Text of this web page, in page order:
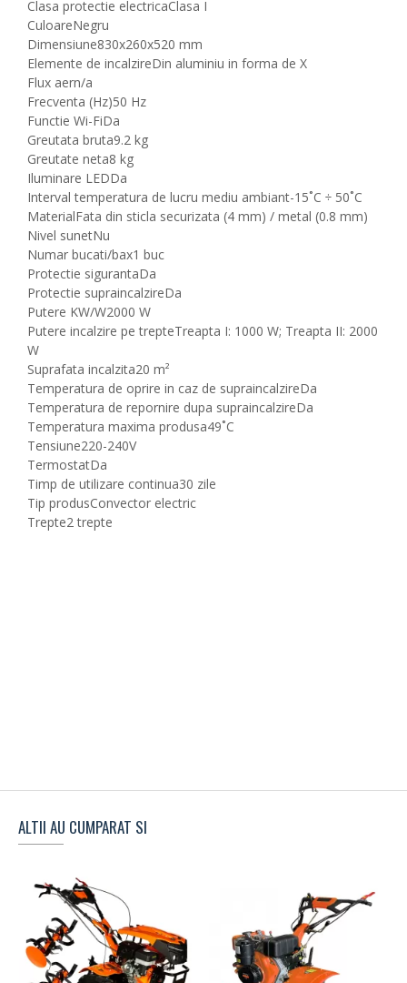
Clasa protectie electricaClasa I
CuloareNegru
Dimensiune830x260x520 mm
Elemente de incalzireDin aluminiu in forma de X
Flux aern/a
Frecventa (Hz)50 Hz
Functie Wi-FiDa
Greutata bruta9.2 kg
Greutate neta8 kg
Iluminare LEDDa
Interval temperatura de lucru mediu ambiant-15˚C ÷ 50˚C
MaterialFata din sticla securizata (4 mm) / metal (0.8 mm)
Nivel sunetNu
Numar bucati/bax1 buc
Protectie sigurantaDa
Protectie supraincalzireDa
Putere KW/W2000 W
Putere incalzire pe trepteTreapta I: 1000 W; Treapta II: 2000
W
Suprafata incalzita20 m²
Temperatura de oprire in caz de supraincalzireDa
Temperatura de repornire dupa supraincalzireDa
Temperatura maxima produsa49˚C
Tensiune220-240V
TermostatDa
Timp de utilizare continua30 zile
Tip produsConvector electric
Trepte2 trepte
ALTII AU CUMPARAT SI